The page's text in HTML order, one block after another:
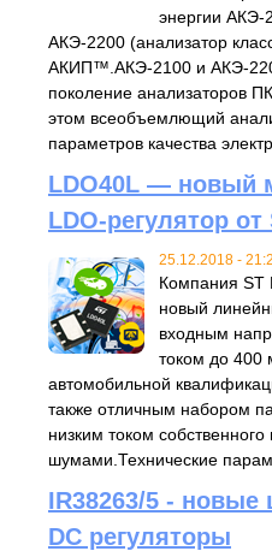
энергии АКЭ-
АКЭ-2200 (анализатор
АКИП™.АКЭ-2100 и АКЭ-
поколение анализаторов
этом всеобъемлющий
параметров качества
LDO40L — новый
LDO-регулятор
25.12.2018 -
Компания ST
новый
входным
током до 400
автомобильной
также отличным набором
низким током
шумами.Технические
IR38263/5 -
DC регуляторы